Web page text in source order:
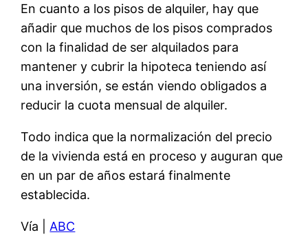
En cuanto a los pisos de alquiler, hay que
añadir que muchos de los pisos comprados
con la finalidad de ser alquilados para
mantener y cubrir la hipoteca teniendo así
una inversión, se están viendo obligados a
reducir la cuota mensual de alquiler.
Todo indica que la normalización del precio
de la vivienda está en proceso y auguran que
en un par de años estará finalmente
establecida.
Vía | ABC